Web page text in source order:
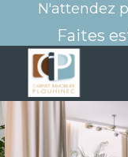
N'attendez
Faites